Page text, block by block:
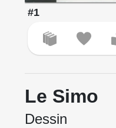
#1
Le Simo
Dessin